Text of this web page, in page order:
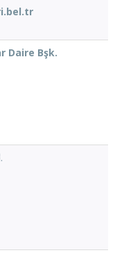
Daire Bşk.